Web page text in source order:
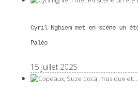
Cyril Nghiem met en scène un
Paléo
15 juillet 2025